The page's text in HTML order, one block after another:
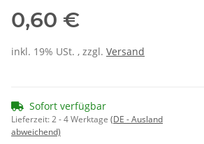
0,60 €
inkl. 19% USt. , zzgl. Versand
Sofort verfügbar
Lieferzeit:2 - 4 Werktage (DE - Ausland
abweichend)